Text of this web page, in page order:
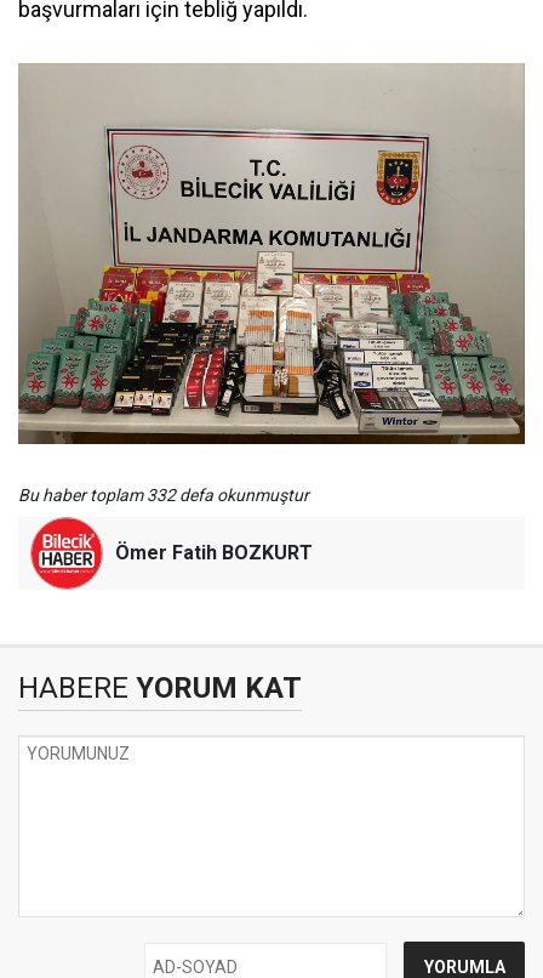
başvurmaları için tebliğ yapıldı.
Bu haber toplam 332 defa okunmuştur
Ömer Fatih BOZKURT
HABERE YORUM KAT